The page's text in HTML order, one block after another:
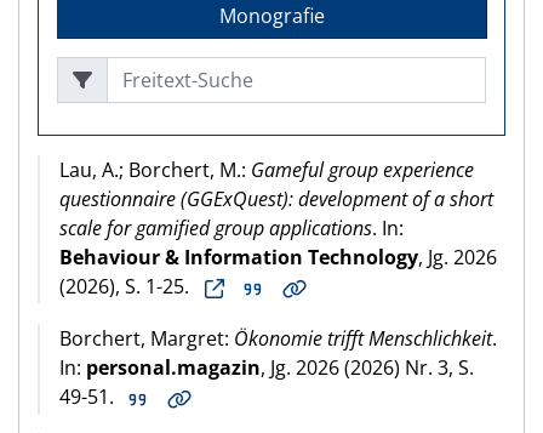
Monografie
Freitext-Suche
Lau, A.; Borchert, M.: Gameful group experience
questionnaire (GGExQuest): development of a short
scale for gamified group applications. In:
Behaviour & Information Technology, Jg. 2026
(2026), S. 1-25.
Borchert, Margret: Ökonomie trifft Menschlichkeit.
In: personal.magazin, Jg. 2026 (2026) Nr. 3, S.
49-51.